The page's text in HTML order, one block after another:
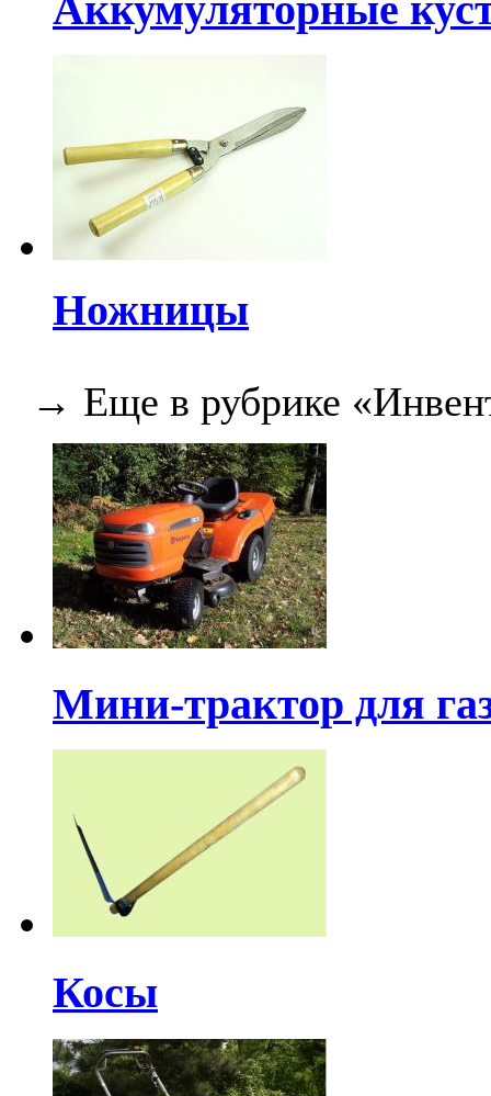
Ножницы
→ Еще в рубрике
Мини-трактор для
Косы